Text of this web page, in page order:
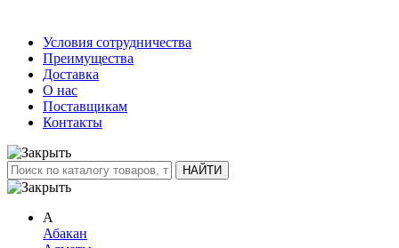
Условия сотрудничества
Преимущества
Доставка
О нас
Поставщикам
Контакты
А
Абакан